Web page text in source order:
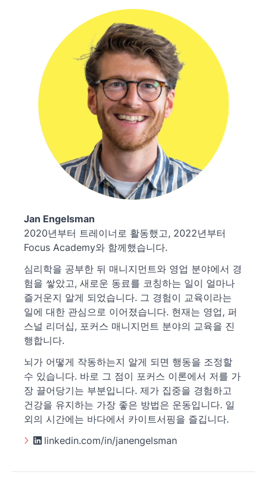
Jan Engelsman
2020년부터 트레이너로 활동했고, 2022년부터
Focus Academy와 함께했습니다.
심리학을 공부한 뒤 매니지먼트와 영업 분야에서 경
험을 쌓았고, 새로운 동료를 코칭하는 일이 얼마나
즐거운지 알게 되었습니다. 그 경험이 교육이라는
일에 대한 관심으로 이어졌습니다. 현재는 영업, 퍼
스널 리더십, 포커스 매니지먼트 분야의 교육을 진
행합니다.
뇌가 어떻게 작동하는지 알게 되면 행동을 조정할
수 있습니다. 바로 그 점이 포커스 이론에서 저를 가
장 끌어당기는 부분입니다. 제가 집중을 경험하고
건강을 유지하는 가장 좋은 방법은 운동입니다. 일
외의 시간에는 바다에서 카이트서핑을 즐깁니다.
linkedin.com/in/janengelsman